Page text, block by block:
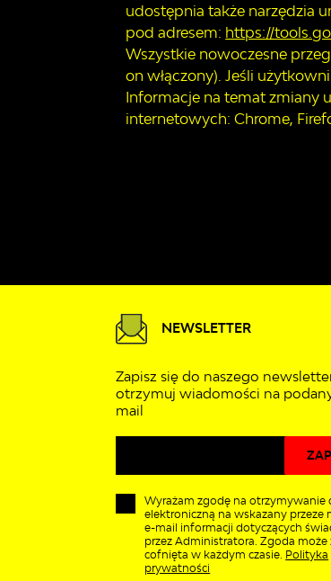
udostępnia także narzędzia
pod adresem: https://
Wszystkie nowoczesne
on włączony). Jeśli
Informacje na temat zmiany
internetowych: Chrome,
NEWSLETTER
Zapisz się do naszego
otrzymuj wiadomości na
mail
Wyrażam zgodę na otrzymywanie
elektroniczną na wskazany przeze
e-mail informacji dotyczących
przez Administratora. Zgoda może
cofnięta w każdym czasie. Polityka
prywatności